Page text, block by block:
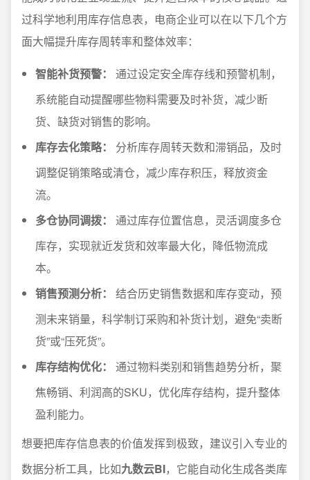
过科学地利用库存信息表，电商企业可以在以下几个方
面大幅提升库存周转率和整体效率：
智能补货预警：
通过设定安全库存线和预警机制，
系统能自动提醒哪些物料需要及时补货，减少断
货、缺货对销售的影响。
库存去化策略：
分析库存周转天数和滞销品，及时
调整促销策略或清仓，减少库存积压，释放资金
流。
多仓协同调拨：
通过库存位置信息，灵活调度多仓
库存，实现就近发货和效率最大化，降低物流成
本。
销售预测分析：
结合历史销售数据和库存变动，预
测未来销量，科学制订采购和补货计划，避免“卖断
货”或“压死货”。
库存结构优化：
通过物料类别和销售趋势分析，聚
焦畅销、利润高的SKU，优化库存结构，提升整体
盈利能力。
想要把库存信息表的价值发挥到极致，建议引入专业的
数据分析工具，比如九数云BI，它能自动化生成各类库